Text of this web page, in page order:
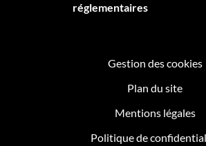
réglementaires
Gestion des cookies
Plan du site
Mentions légales
Politique de